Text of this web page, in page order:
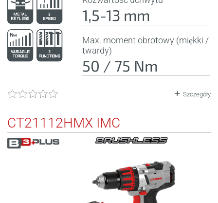
1,5-13 mm
Max. moment obrotowy (miękki /
twardy)
50 / 75 Nm
Szczegóły
CT21112HMX IMC